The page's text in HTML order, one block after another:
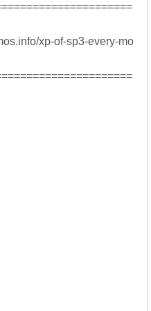
xp-of-sp3-every-mo